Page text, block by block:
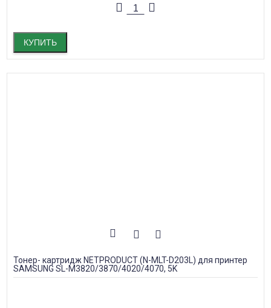
КУПИТЬ
Тонер- картридж NETPRODUCT (N-MLT-D203L) для принтер
SAMSUNG SL-M3820/3870/4020/4070, 5K